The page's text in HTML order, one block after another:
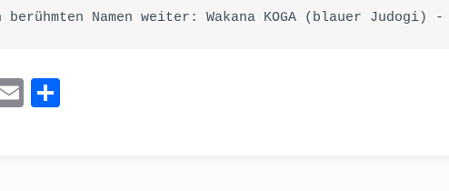
Namen weiter: Wakana KOGA (blauer Judogi) -
W
E